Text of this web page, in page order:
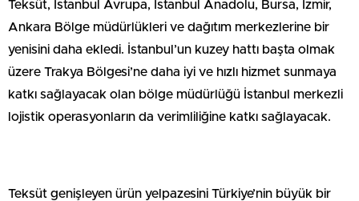
Teksüt, İstanbul Avrupa, İstanbul Anadolu, Bursa, İzmir,
Ankara Bölge müdürlükleri ve dağıtım merkezlerine bir
yenisini daha ekledi. İstanbul’un kuzey hattı başta olmak
üzere Trakya Bölgesi’ne daha iyi ve hızlı hizmet sunmaya
katkı sağlayacak olan bölge müdürlüğü İstanbul merkezli
lojistik operasyonların da verimliliğine katkı sağlayacak.
Teksüt genişleyen ürün yelpazesini Türkiye’nin büyük bir